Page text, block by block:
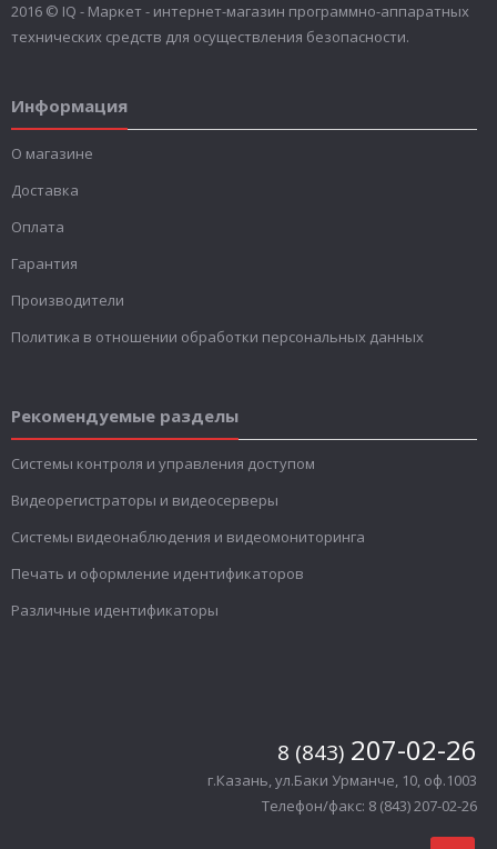
2016 © IQ - Маркет - интернет-магазин программно-аппаратных
технических средств для осуществления безопасности.
Информация
О магазине
Доставка
Оплата
Гарантия
Производители
Политика в отношении обработки персональных данных
Рекомендуемые разделы
Системы контроля и управления доступом
Видеорегистраторы и видеосерверы
Системы видеонаблюдения и видеомониторинга
Печать и оформление идентификаторов
Различные идентификаторы
8 (843) 207-02-26
г.Казань, ул.Баки Урманче, 10, оф.1003
Телефон/факс: 8 (843) 207-02-26